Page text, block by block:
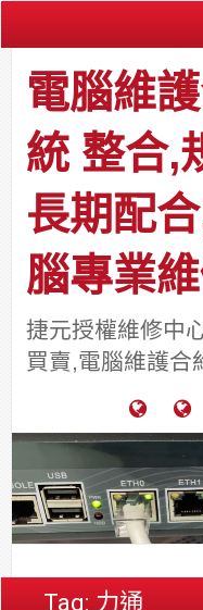
電腦維
統 整合,
長期配
腦專業
捷元授權維修中
買賣,電腦維護合
腦
護
合
約
Tag: 力通